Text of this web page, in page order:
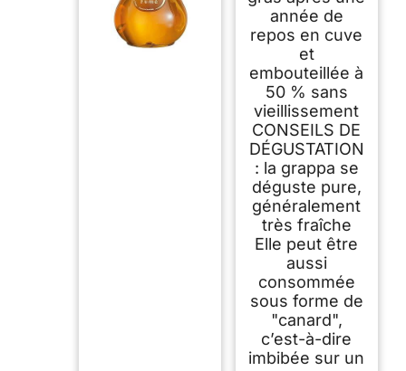
année de
repos en cuve
et
embouteillée à
50 % sans
vieillissement
CONSEILS DE
DÉGUSTATION
: la grappa se
déguste pure,
généralement
très fraîche
Elle peut être
aussi
consommée
sous forme de
"canard",
c’est-à-dire
imbibée sur un